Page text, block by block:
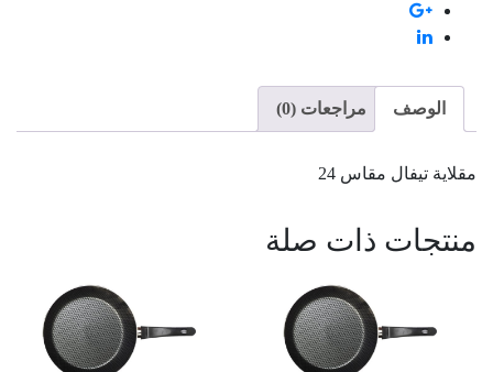
الوصف مراجعات (0)
مقلاية تيفال مقاس 24
منتجات ذات صلة